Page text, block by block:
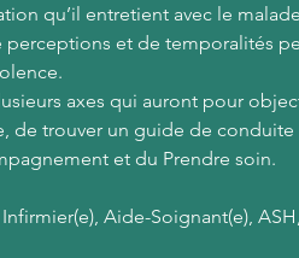
qu’il entretient avec le
et de temporalités
axes qui auront pour
trouver un guide de
et du Prendre soin.
Aide-Soignant(e),